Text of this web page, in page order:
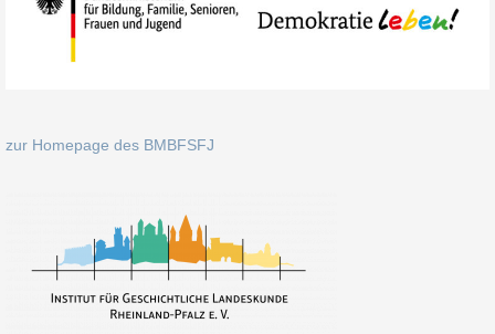
zur Homepage des BMBFSFJ